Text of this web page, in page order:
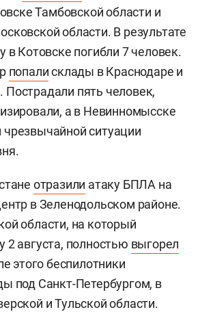
Тамбовской области и
области. В результате
в Котовске погибли 7 человек.
попалисклады в Краснодаре и
пять человек,
а в Невинномысске
ситуации
отразили атаку БПЛА на
в Зеленодольском районе.
области, на который
2 августа, полностью выгорел
этого беспилотники
под Санкт-Петербургом, в
и Тульской области.